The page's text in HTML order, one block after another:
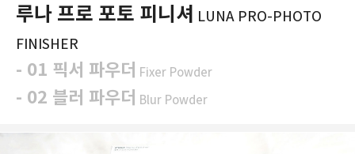
루나 프로 포토 피니셔 LUNA PRO-PHOTO
FINISHER
- 01 픽서 파우더 Fixer Powder
- 02 블러 파우더 Blur Powder